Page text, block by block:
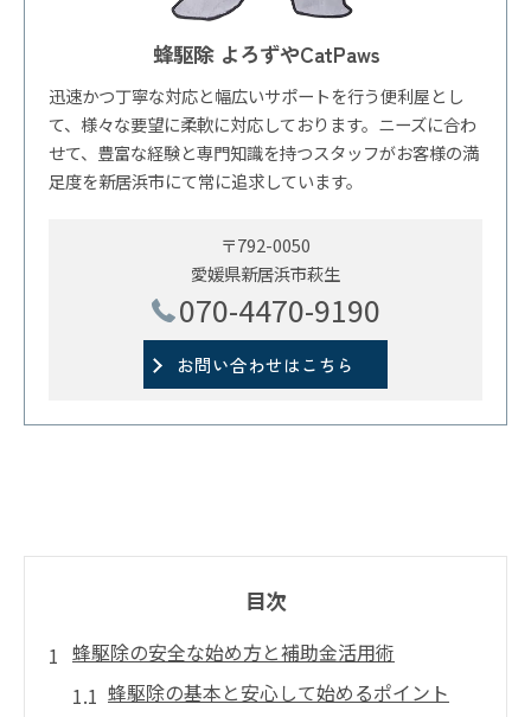
蜂駆除 よろずやCatPaws
迅速かつ丁寧な対応と幅広いサポートを行う便利屋とし
て、様々な要望に柔軟に対応しております。ニーズに合わ
せて、豊富な経験と専門知識を持つスタッフがお客様の満
足度を新居浜市にて常に追求しています。
〒792-0050
愛媛県新居浜市萩生
070-4470-9190
お問い合わせはこちら
目次
蜂駆除の安全な始め方と補助金活用術
蜂駆除の基本と安心して始めるポイント